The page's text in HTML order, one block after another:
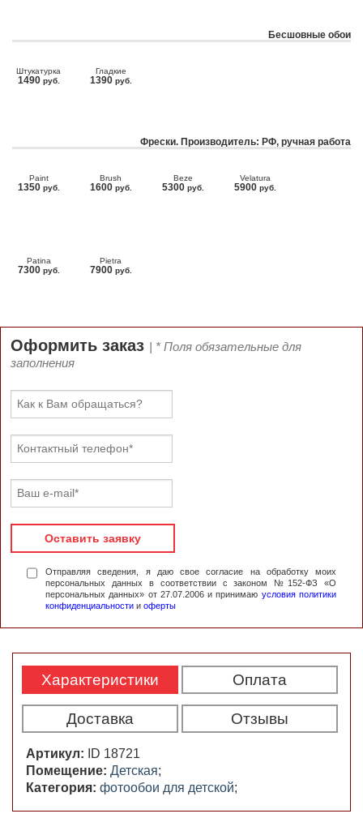
Бесшовные обои
Штукатурка
1490 руб.
Гладкие
1390 руб.
Фрески. Производитель: РФ, ручная работа
Paint
1350 руб.
Brush
1600 руб.
Beze
5300 руб.
Velatura
5900 руб.
Patina
7300 руб.
Pietra
7900 руб.
Оформить заказ | * Поля обязательные для
заполнения
Оставить заявку
Отправляя сведения, я даю свое согласие на обработку моих
персональных данных в соответствии с законом №152-ФЗ «О
персональных данных» от 27.07.2006 и принимаю условия политики
конфиденциальности и оферты
Характеристики Оплата
Доставка Отзывы
Артикул:
ID 18721
Помещение: Детская;
Категория: фотообои для детской;